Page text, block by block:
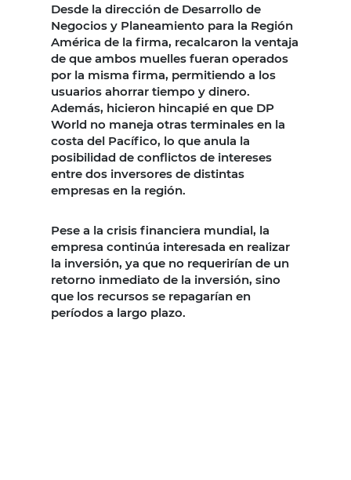
Desde la dirección de Desarrollo de
Negocios y Planeamiento para la Región
América de la firma, recalcaron la ventaja
de que ambos muelles fueran operados
por la misma firma, permitiendo a los
usuarios ahorrar tiempo y dinero.
Además, hicieron hincapié en que DP
World no maneja otras terminales en la
costa del Pacífico, lo que anula la
posibilidad de conflictos de intereses
entre dos inversores de distintas
empresas en la región.
Pese a la crisis financiera mundial, la
empresa continúa interesada en realizar
la inversión, ya que no requerirían de un
retorno inmediato de la inversión, sino
que los recursos se repagarían en
períodos a largo plazo.